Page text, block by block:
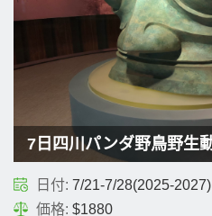
日付: 7/21-7/28(2025-2027)
価格: $1880